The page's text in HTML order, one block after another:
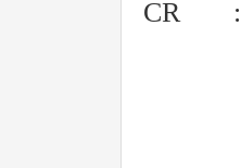
CR